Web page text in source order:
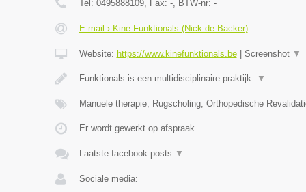
Tel: 0495888109, Fax: -, BTW-nr: -
E-mail › Kine Funktionals (Nick de Backer)
Website: https://www.kinefunktionals.be| Screenshot ▼
Funktionals is een multidisciplinaire praktijk. ▼
Manuele therapie, Rugscholing, Orthopedische
Er wordt gewerkt op afspraak.
Laatste facebook posts ▼
Sociale media: